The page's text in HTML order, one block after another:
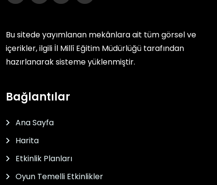
Bu sitede yayımlanan mekânlara ait tüm görsel ve
içerikler, ilgili İl Millî Eğitim Müdürlüğü tarafından
hazırlanarak sisteme yüklenmiştir.
Bağlantılar
Ana Sayfa
Harita
Etkinlik Planları
Oyun Temelli Etkinlikler